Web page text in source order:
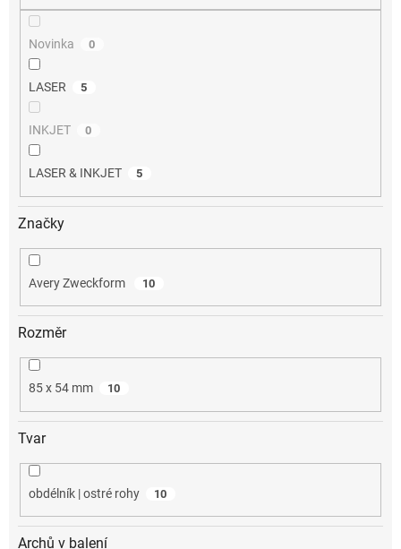
Novinka 0
LASER 5
INKJET 0
LASER & INKJET 5
Značky
Avery Zweckform 10
Rozměr
85 x 54 mm 10
Tvar
obdélník | ostré rohy 10
Archů v balení